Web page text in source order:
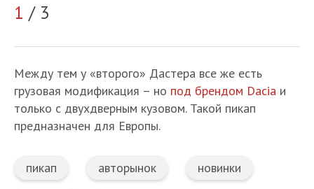
1 / 3
Между тем у «второго» Дастера все же есть
грузовая модификация – но под брендом Dacia и
только с двухдверным кузовом. Такой пикап
предназначен для Европы.
пикап авторынок новинки